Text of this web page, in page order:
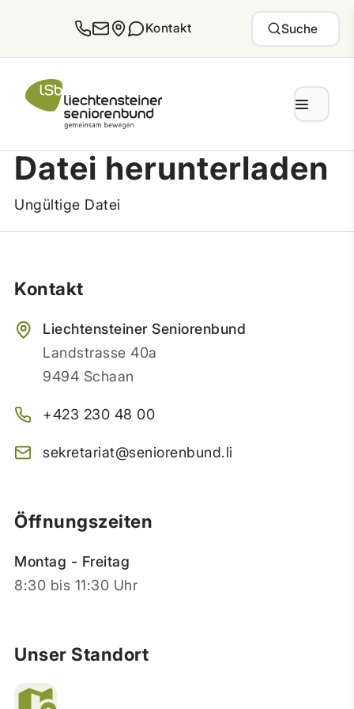
Kontakt Suche
Datei herunterladen
Ungültige Datei
Kontakt
Liechtensteiner Seniorenbund
Landstrasse 40a
9494 Schaan
+423 230 48 00
sekretariat@seniorenbund.li
Öffnungszeiten
Montag - Freitag
8:30 bis 11:30 Uhr
Unser Standort